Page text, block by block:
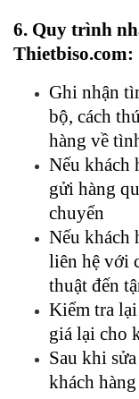
6. Quy trình
Thietbiso.com:
Ghi nhận
bộ, cách
hàng về
Nếu khách
gửi hàng
chuyển
Nếu khách
liên hệ với
thuật đến
Kiểm tra
giá lại cho
Sau khi
khách hàng